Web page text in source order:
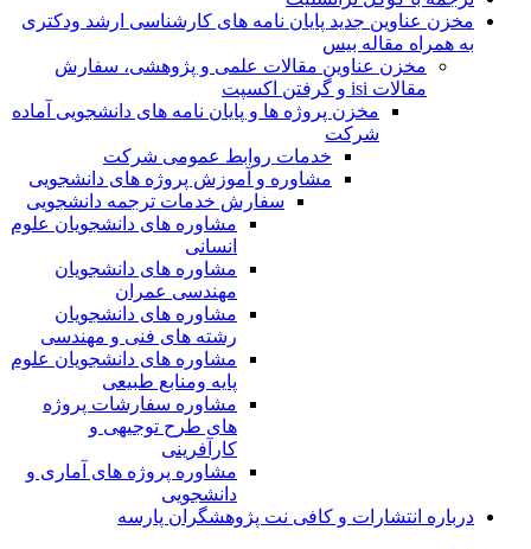
مخزن عناوین جدید پایان نامه های کارشناسی ارشد ودکتری
به همراه مقاله بیس
مخزن عناوین مقالات علمی و پژوهشی، سفارش
مقالات isi و گرفتن اکسپت
مخزن پروژه ها و پایان نامه های دانشجویی آماده
شرکت
خدمات روابط عمومی شرکت
مشاوره و آموزش پروژه های دانشجویی
سفارش خدمات ترجمه دانشجویی
مشاوره های دانشجویان علوم
انسانی
مشاوره های دانشجویان
مهندسی عمران
مشاوره های دانشجویان
رشته های فنی و مهندسی
مشاوره های دانشجویان علوم
پایه ومنابع طبیعی
مشاوره سفارشات پروژه
های طرح توجیهی و
کارآفرینی
مشاوره پروژه های آماری و
دانشجویی
درباره انتشارات و کافی نت پژوهشگران پارسه